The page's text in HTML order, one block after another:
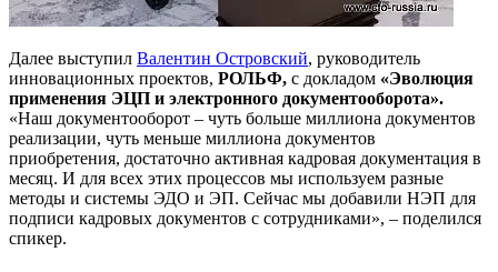
Далее выступил Валентин Островский, руководитель
инновационных проектов, РОЛЬФ, с докладом «Эволюция
применения ЭЦП и электронного документооборота».
«Наш документооборот – чуть больше миллиона документов
реализации, чуть меньше миллиона документов
приобретения, достаточно активная кадровая документация в
месяц. И для всех этих процессов мы используем разные
методы и системы ЭДО и ЭП. Сейчас мы добавили НЭП для
подписи кадровых документов с сотрудниками», – поделился
спикер.